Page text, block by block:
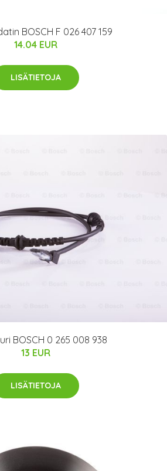
BOSCH F 026 407 159
14.04 EUR
LISÄTIETOJA
BOSCH 0 265 008 938
13 EUR
LISÄTIETOJA